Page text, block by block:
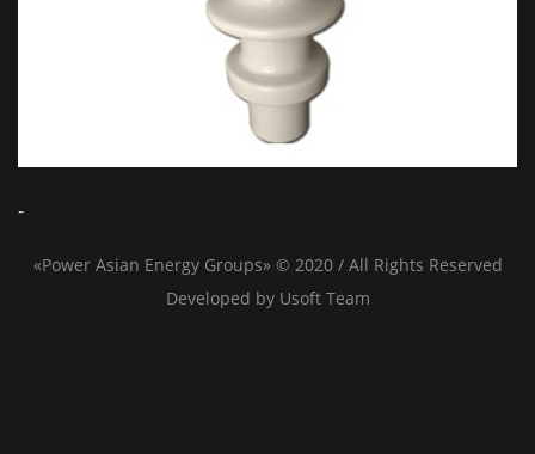
-
«Power Asian Energy Groups» © 2020 / All Rights Reserved
Developed by UsoftTeam